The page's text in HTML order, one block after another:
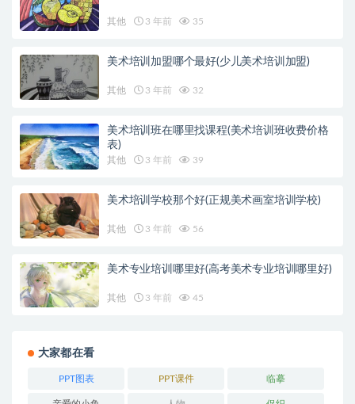
其他 3 年前 35
美术培训加盟哪个最好(少儿美术培训加盟)
其他 3 年前 32
美术培训班在哪里找课程(美术培训班收费价格
表)
其他 3 年前 39
美术培训学校那个好(正规美术画室培训学校)
其他 3 年前 56
美术专业培训哪里好(高考美术专业培训哪里好)
其他 3 年前 45
大家都在看
PPT图表 PPT课件 临摹